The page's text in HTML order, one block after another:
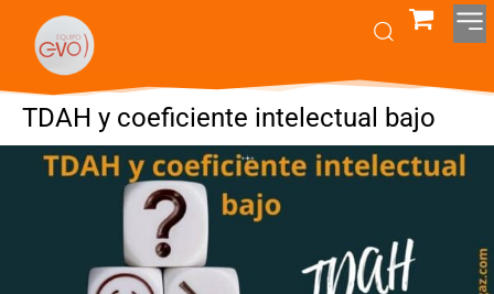
TDAH y coeficiente intelectual bajo